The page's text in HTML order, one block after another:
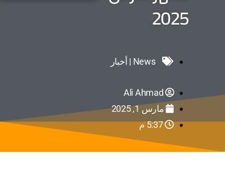
2025
News | أخبار
Ali Ahmad
مارس 1, 2025
5:37 م